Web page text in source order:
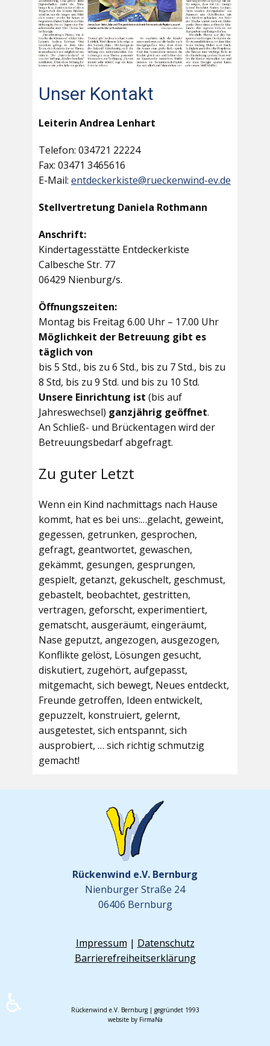
Unser Kontakt
Leiterin Andrea Lenhart
Telefon: 034721 22224
Fax: 03471 3465616
E-Mail: entdeckerkiste@rueckenwind-ev.de
Stellvertretung Daniela Rothmann
Anschrift:
Kindertagesstätte Entdeckerkiste
Calbesche Str. 77
06429 Nienburg/s.
Öffnungszeiten:
Montag bis Freitag 6.00 Uhr – 17.00 Uhr
Möglichkeit der Betreuung gibt es
täglich von
bis 5 Std., bis zu 6 Std., bis zu 7 Std., bis zu
8 Std, bis zu 9 Std. und bis zu 10 Std.
Unsere Einrichtung ist (bis auf
Jahreswechsel) ganzjährig geöffnet.
An Schließ- und Brückentagen wird der
Betreuungsbedarf abgefragt.
Zu guter Letzt
Wenn ein Kind nachmittags nach Hause
kommt, hat es bei uns:…gelacht, geweint,
gegessen, getrunken, gesprochen,
gefragt, geantwortet, gewaschen,
gekämmt, gesungen, gesprungen,
gespielt, getanzt, gekuschelt, geschmust,
gebastelt, beobachtet, gestritten,
vertragen, geforscht, experimentiert,
gematscht, ausgeräumt, eingeräumt,
Nase geputzt, angezogen, ausgezogen,
Konflikte gelöst, Lösungen gesucht,
diskutiert, zugehört, aufgepasst,
mitgemacht, sich bewegt, Neues entdeckt,
Freunde getroffen, Ideen entwickelt,
gepuzzelt, konstruiert, gelernt,
ausgetestet, sich entspannt, sich
ausprobiert, … sich richtig schmutzig
gemacht!
Rückenwind e.V. Bernburg
Nienburger Straße 24
06406 Bernburg
Impressum | Datenschutz
Barrierefreiheitserklärung
Rückenwind e.V. Bernburg | gegründet 1993
website by FirmaNa